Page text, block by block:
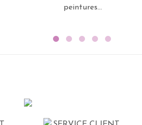
peintures...